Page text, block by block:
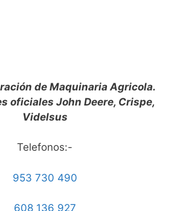
de Maquinaria Agricola.
oficiales John Deere, Crispe,
Videlsus
Telefonos:-
953 730 490
608 136 927